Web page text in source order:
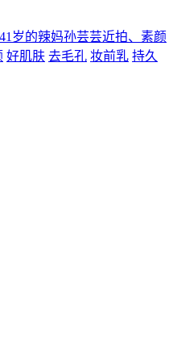
岁的辣妈孙芸芸近拍、素颜
好肌肤 去毛孔 妆前乳 持久